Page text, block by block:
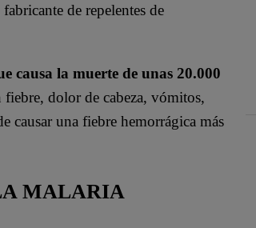
de repelentes de
causa la muerte de unas 20.000
dolor de cabeza, vómitos,
causar una fiebre hemorrágica más
MALARIA